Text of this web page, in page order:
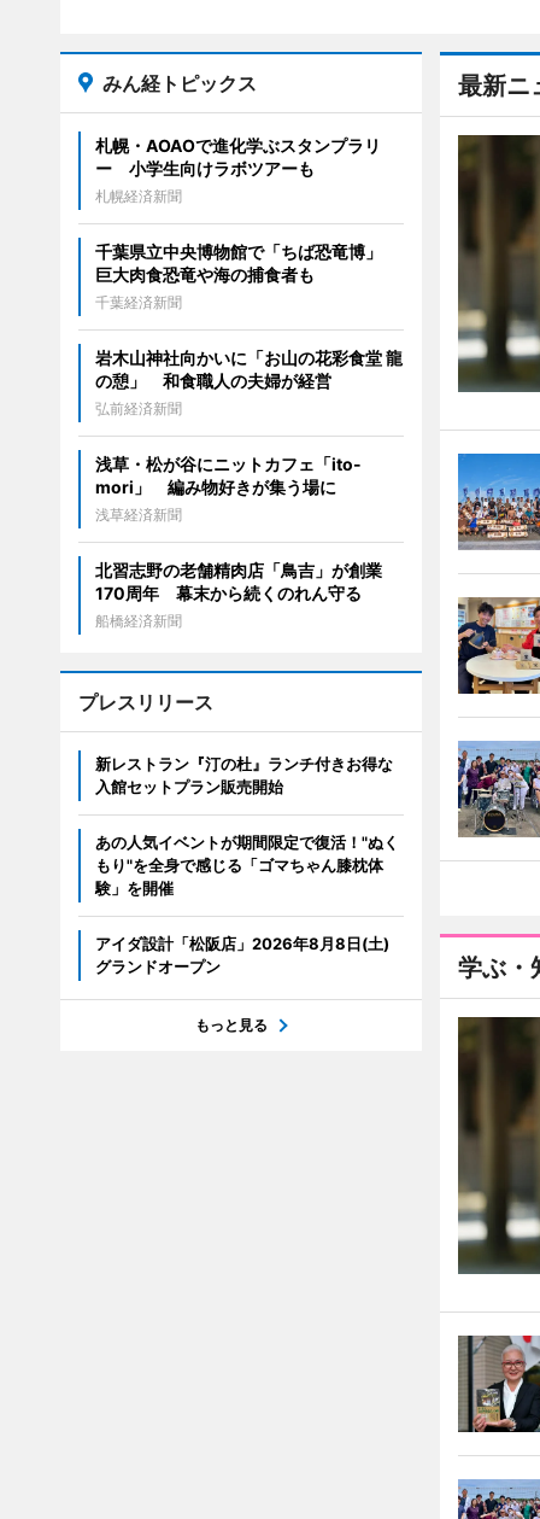
最新ニ
学ぶ・
みん経トピックス
札幌・AOAOで進化学ぶスタンプラリ
ー 小学生向けラボツアーも
札幌経済新聞
千葉県立中央博物館で「ちば恐竜博」
巨大肉食恐竜や海の捕食者も
千葉経済新聞
岩木山神社向かいに「お山の花彩食堂 龍
の憩」 和食職人の夫婦が経営
弘前経済新聞
浅草・松が谷にニットカフェ「ito-
mori」 編み物好きが集う場に
浅草経済新聞
北習志野の老舗精肉店「鳥吉」が創業
170周年 幕末から続くのれん守る
船橋経済新聞
プレスリリース
新レストラン『汀の杜』ランチ付きお得な
入館セットプラン販売開始
あの人気イベントが期間限定で復活！"ぬく
もり"を全身で感じる「ゴマちゃん膝枕体
験」を開催
アイダ設計「松阪店」2026年8月8日(土)
グランドオープン
もっと見る